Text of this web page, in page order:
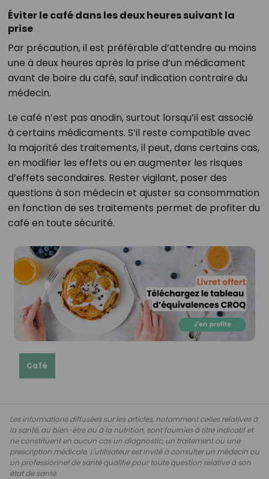
Éviter le café dans les deux heures suivant la
prise
Par précaution, il est préférable d’attendre au moins
une à deux heures après la prise d’un médicament
avant de boire du café, sauf indication contraire du
médecin.
Le café n’est pas anodin, surtout lorsqu’il est associé
à certains médicaments. S’il reste compatible avec
la majorité des traitements, il peut, dans certains cas,
en modifier les effets ou en augmenter les risques
d’effets secondaires. Rester vigilant, poser des
questions à son médecin et ajuster sa consommation
en fonction de ses traitements permet de profiter du
café en toute sécurité.
Café
Les informations diffusées sur les articles, notamment celles relatives à
la santé, au bien-être ou à la nutrition, sont fournies à titre indicatif et
ne constituent en aucun cas un diagnostic, un traitement ou une
prescription médicale. L'utilisateur est invité à consulter un médecin ou
un professionnel de santé qualifié pour toute question relative à son
état de santé.